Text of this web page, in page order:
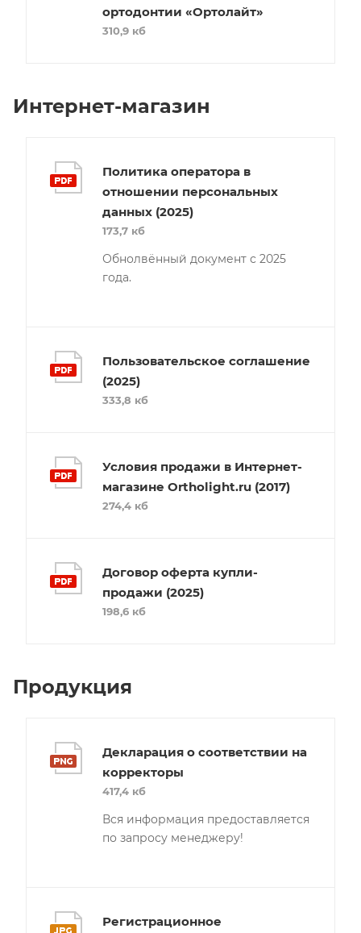
ортодонтии «Ортолайт»
310,9 кб
Интернет-магазин
Политика оператора в
отношении персональных
данных (2025)
173,7 кб
Обнолвённый документ с 2025
года.
Пользовательское соглашение
(2025)
333,8 кб
Условия продажи в Интернет-
магазине Ortholight.ru (2017)
274,4 кб
Договор оферта купли-
продажи (2025)
198,6 кб
Продукция
Декларация о соответствии на
корректоры
417,4 кб
Вся информация предоставляется
по запросу менеджеру!
Регистрационное